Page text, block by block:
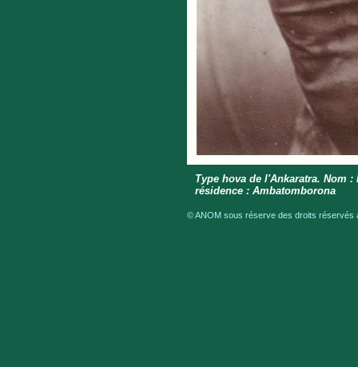
Type hova de l'Ankaratra. Nom
résidence : Ambatomborona
© ANOM sous réserve des droits réservés